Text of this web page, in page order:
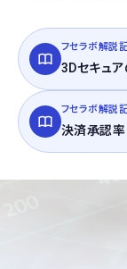
フセラボ解説
3Dセキュ
フセラボ解説
決済承認率